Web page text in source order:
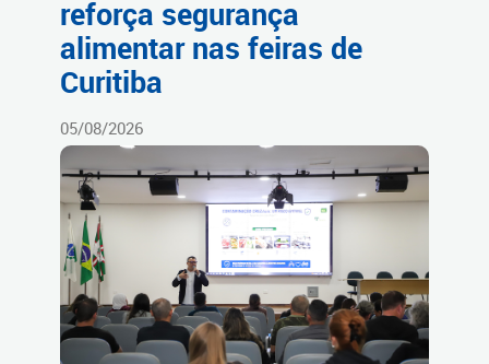
reforça segurança
alimentar nas feiras de
Curitiba
05/08/2026